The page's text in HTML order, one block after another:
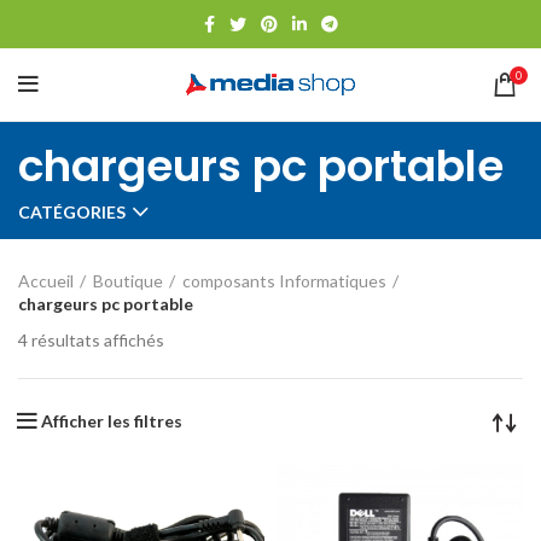
0
chargeurs pc portable
CATÉGORIES
Accueil Boutique
composants Informatiques
chargeurs pc portable
4 résultats affichés
Afficher les filtres